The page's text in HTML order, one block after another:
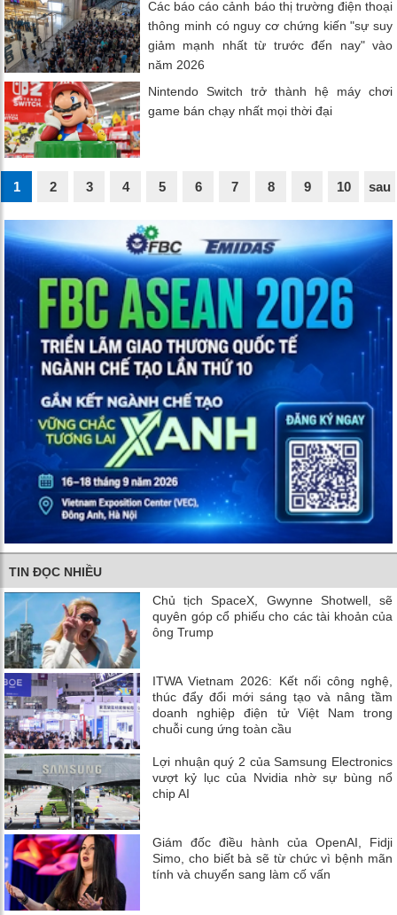
Các báo cáo cảnh báo thị trường điện thoại
thông minh có nguy cơ chứng kiến ​​"sự suy
giảm mạnh nhất từ ​​trước đến nay" vào
năm 2026
Nintendo Switch trở thành hệ máy chơi
game bán chạy nhất mọi thời đại
1 2 3 4 5 6 7 8 9 10 sau
TIN ĐỌC NHIỀU
Chủ tịch SpaceX, Gwynne Shotwell, sẽ
quyên góp cổ phiếu cho các tài khoản của
ông Trump
ITWA Vietnam 2026: Kết nối công nghệ,
thúc đẩy đổi mới sáng tạo và nâng tầm
doanh nghiệp điện tử Việt Nam trong
chuỗi cung ứng toàn cầu
Lợi nhuận quý 2 của Samsung Electronics
vượt kỷ lục của Nvidia nhờ sự bùng nổ
chip AI
Giám đốc điều hành của OpenAI, Fidji
Simo, cho biết bà sẽ từ chức vì bệnh mãn
tính và chuyển sang làm cố vấn